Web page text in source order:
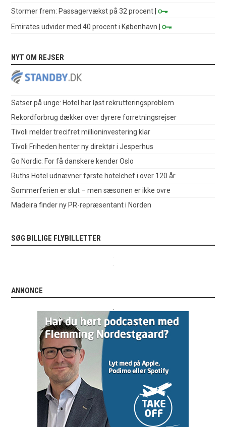
Stormer frem: Passagervækst på 32 procent |
Emirates udvider med 40 procent i København |
NYT OM REJSER
Satser på unge: Hotel har løst rekrutteringsproblem
Rekordforbrug dækker over dyrere forretningsrejser
Tivoli melder trecifret millioninvestering klar
Tivoli Friheden henter ny direktør i Jesperhus
Go Nordic: For få danskere kender Oslo
Ruths Hotel udnævner første hotelchef i over 120 år
Sommerferien er slut – men sæsonen er ikke ovre
Madeira finder ny PR-repræsentant i Norden
SØG BILLIGE FLYBILLETTER
ANNONCE